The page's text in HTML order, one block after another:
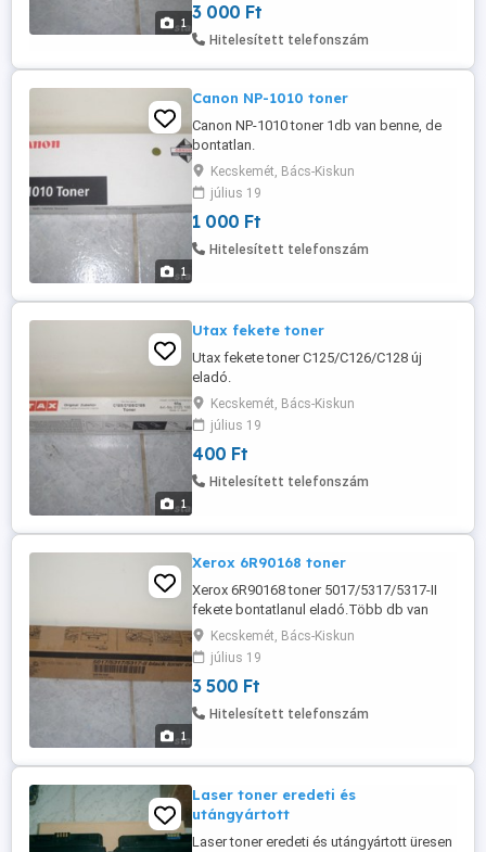
1 3 000 Ft
Hitelesített telefonszám
1
Canon NP-1010 toner
Canon NP-1010 toner 1db van benne, de
bontatlan.
Kecskemét, Bács-Kiskun
július 19
1 000 Ft
Hitelesített telefonszám
1
Utax fekete toner
Utax fekete toner C125/C126/C128 új
eladó.
Kecskemét, Bács-Kiskun
július 19
400 Ft
Hitelesített telefonszám
1
Xerox 6R90168 toner
Xerox 6R90168 toner 5017/5317/5317-II
fekete bontatlanul eladó.Több db van
belőle az ár 1db-ra vonatkozik!
Kompatibilis nyomtatók: Xerox RX 5017
Xerox RX 5316 Xerox RX 5317
Kecskemét, Bács-Kiskun
július 19
3 500 Ft
Hitelesített telefonszám
Laser toner eredeti és
utángyártott
Laser toner eredeti és utángyártott üresen